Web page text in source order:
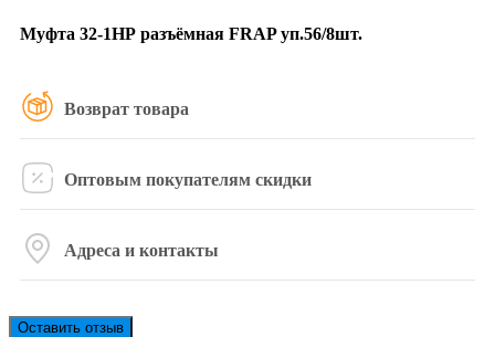
Муфта 32-1НР разъёмная FRAP уп.56/8шт.
Возврат товара
Оптовым покупателям скидки
Адреса и контакты
Оставить отзыв